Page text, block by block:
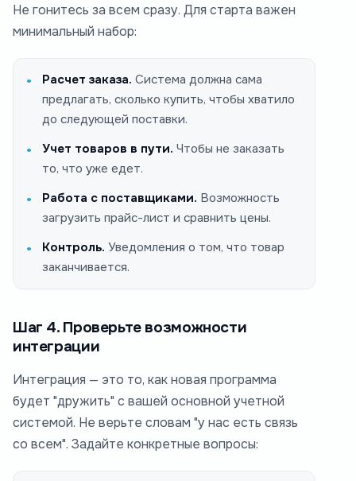
Не гонитесь за всем сразу. Для старта важен
минимальный набор:
Расчет заказа. Система должна сама
предлагать, сколько купить, чтобы хватило
до следующей поставки.
Учет товаров в пути. Чтобы не заказать
то, что уже едет.
Работа с поставщиками. Возможность
загрузить прайс-лист и сравнить цены.
Контроль. Уведомления о том, что товар
заканчивается.
Шаг 4. Проверьте возможности
интеграции
Интеграция — это то, как новая программа
будет "дружить" с вашей основной учетной
системой. Не верьте словам "у нас есть связь
со всем". Задайте конкретные вопросы: